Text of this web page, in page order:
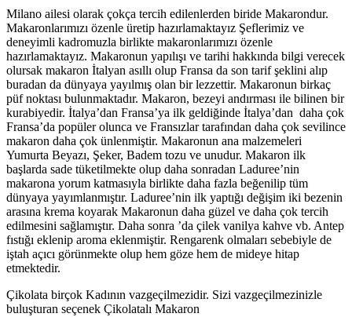
Milano ailesi olarak çokça tercih edilenlerden biride Makarondur.
Makaronlarımızı özenle üretip hazırlamaktayız Şeflerimiz ve
deneyimli kadromuzla birlikte makaronlarımızı özenle
hazırlamaktayız. Makaronun yapılışı ve tarihi hakkında bilgi verecek
olursak makaron İtalyan asıllı olup Fransa da son tarif şeklini alıp
buradan da dünyaya yayılmış olan bir lezzettir. Makaronun birkaç
püf noktası bulunmaktadır. Makaron, bezeyi andırması ile bilinen bir
kurabiyedir. İtalya’dan Fransa’ya ilk geldiğinde İtalya’dan daha çok
Fransa’da popüler olunca ve Fransızlar tarafından daha çok sevilince
makaron daha çok ünlenmiştir. Makaronun ana malzemeleri
Yumurta Beyazı, Şeker, Badem tozu ve unudur. Makaron ilk
başlarda sade tüketilmekte olup daha sonradan Laduree’nin
makarona yorum katmasıyla birlikte daha fazla beğenilip tüm
dünyaya yayımlanmıştır. Laduree’nin ilk yaptığı değişim iki bezenin
arasına krema koyarak Makaronun daha güzel ve daha çok tercih
edilmesini sağlamıştır. Daha sonra ’da çilek vanilya kahve vb. Antep
fıstığı eklenip aroma eklenmiştir. Rengarenk olmaları sebebiyle de
iştah açıcı görünmekte olup hem göze hem de mideye hitap
etmektedir.
Çikolata birçok Kadının vazgeçilmezidir. Sizi vazgeçilmezinizle
buluşturan seçenek Çikolatalı Makaron